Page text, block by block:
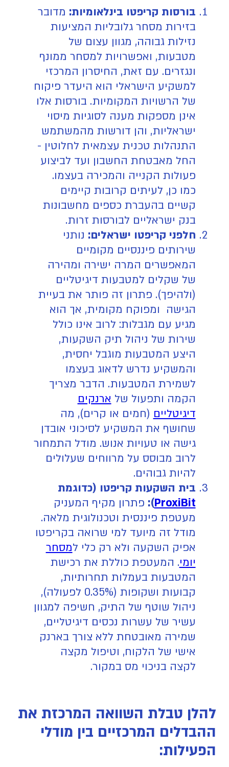
בורסות קריפטו בינלאומיות: מדובר
בזירות מסחר גלובליות המציעות
נזילות גבוהה, מגוון עצום של
מטבעות, ואפשרויות למסחר ממונף
ונגזרים. עם זאת, החיסרון המרכזי
למשקיע הישראלי הוא היעדר פיקוח
של הרשויות המקומיות. בורסות אלו
אינן מספקות מענה לסוגיות מיסוי
ישראליות, והן דורשות מהמשתמש
התנהלות טכנית עצמאית לחלוטין -
החל מאבטחת החשבון ועד לביצוע
פעולות הקנייה והמכירה בעצמו.
כמו כן, לעיתים קרובות קיימים
קשיים בהעברת כספים מחשבונות
בנק ישראליים לבורסות זרות.
חלפני קריפטו ישראלים: נותני
שירותים פיננסיים מקומיים
המאפשרים המרה ישירה ומהירה
של שקלים למטבעות דיגיטליים
(ולהיפך). פתרון זה פותר את בעיית
הגישה ומפוקח מקומית, אך הוא
מגיע עם מגבלות: לרוב אינו כולל
שירות של ניהול תיק השקעות,
היצע המטבעות מוגבל יחסית,
והמשקיע נדרש לדאוג בעצמו
לשמירת המטבעות. הדבר מצריך
הקמה ותפעול של ארנקים
דיגיטליים (חמים או קרים), מה
שחושף את המשקיע לסיכוני אובדן
גישה או טעויות אנוש. מודל התמחור
לרוב מבוסס על מרווחים שעלולים
להיות גבוהים.
בית השקעות קריפטו (כדוגמת
ProxiBit
): פתרון מקיף המעניק
מעטפת פיננסית וטכנולוגית מלאה.
מודל זה מיועד למי שרואה בקריפטו
אפיק השקעה ולא רק כלי למסחר
יומי. המעטפת כוללת את רכישת
המטבעות בעמלות תחרותיות,
קבועות ושקופות (0.35% לפעולה),
ניהול שוטף של התיק, חשיפה למגוון
עשיר של עשרות נכסים דיגיטליים,
שמירה מאובטחת ללא צורך בארנק
אישי של הלקוח, וטיפול מקצה
לקצה בניכוי מס במקור.
להלן טבלת השוואה המרכזת את
ההבדלים המרכזיים בין מודלי
הפעילות: